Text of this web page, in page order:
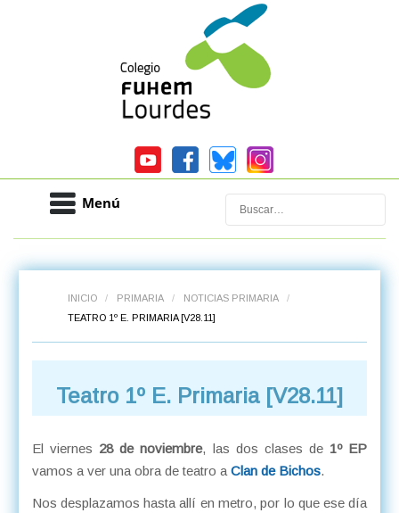
Menú Buscar
INICIO / PRIMARIA / NOTICIAS PRIMARIA
/
TEATRO 1º E. PRIMARIA [V28.11]
Teatro 1º E. Primaria [V28.11]
El viernes 28 de noviembre, las dos clases de 1º EP
vamos a ver una obra de teatro a Clan de Bichos.
Nos desplazamos hasta allí en metro, por lo que ese día